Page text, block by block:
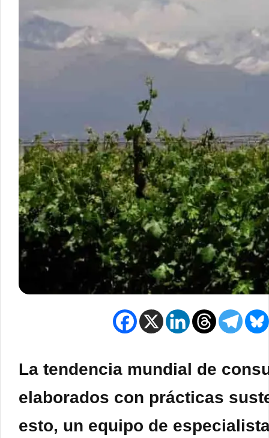
La tendencia mundial de
elaborados con prácticas
esto, un equipo de